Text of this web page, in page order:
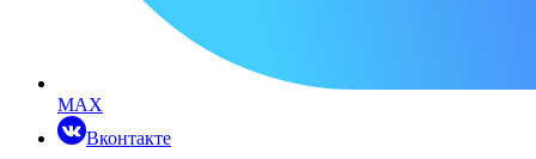
MAX
Вконтакте